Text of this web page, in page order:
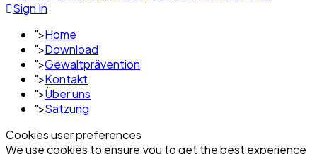
Sign In
">Home
">Download
">Gewaltprävention
">Kontakt
">Über uns
">Satzung
Cookies user preferences
We use cookies to ensure you to get the best experience